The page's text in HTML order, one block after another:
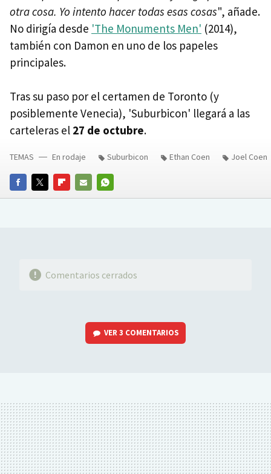
otra cosa. Yo intento hacer todas esas cosas", añade.
No dirigía desde 'The Monuments Men' (2014),
también con Damon en uno de los papeles
principales.
Tras su paso por el certamen de Toronto (y
posiblemente Venecia), 'Suburbicon' llegará a las
carteleras el 27 de octubre.
FACEBOOKTWITTERFLIPBOARD
E-
WHATSAPP
TEMAS En rodaje Suburbicon Ethan Coen Joel Coen
Comentarios cerrados
VER3 COMENTARIOS